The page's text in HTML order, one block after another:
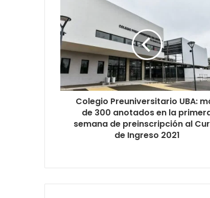
Colegio Preuniversitario UBA:
de 300 anotados en la
semana de preinscripción al
de Ingreso 2021